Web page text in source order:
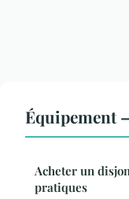
Équipement
Acheter un
pratiques